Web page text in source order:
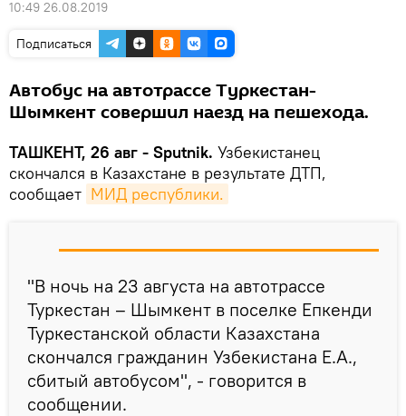
10:49 26.08.2019
Подписаться
Автобус на автотрассе Туркестан-
Шымкент совершил наезд на пешехода.
ТАШКЕНТ, 26 авг - Sputnik. Узбекистанец
скончался в Казахстане в результате ДТП,
сообщает МИД республики.
"В ночь на 23 августа на автотрассе
Туркестан – Шымкент в поселке Епкенди
Туркестанской области Казахстана
скончался гражданин Узбекистана Е.А.,
сбитый автобусом", - говорится в
сообщении.